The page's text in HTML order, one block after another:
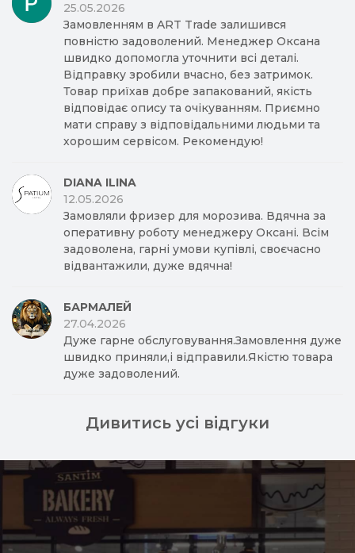
25.05.2026
Замовленням в ART Trade залишився
повністю задоволений. Менеджер Оксана
швидко допомогла уточнити всі деталі.
Відправку зробили вчасно, без затримок.
Товар приїхав добре запакований, якість
відповідає опису та очікуванням. Приємно
мати справу з відповідальними людьми та
хорошим сервісом. Рекомендую!
DIANA ILINA
12.05.2026
Замовляли фризер для морозива. Вдячна за
оперативну роботу менеджеру Оксані. Всім
задоволена, гарні умови купівлі, своєчасно
відвантажили, дуже вдячна!
БАРМАЛЕЙ
27.04.2026
Дуже гарне обслуговування.Замовлення дуже
швидко приняли,і відправили.Якістю товара
дуже задоволений.
Дивитись усі відгуки